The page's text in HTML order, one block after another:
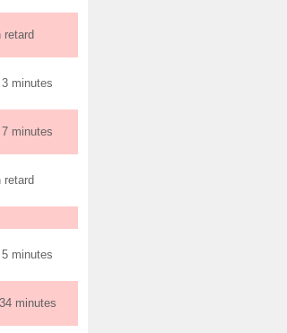
retard
minutes
minutes
retard
minutes
minutes